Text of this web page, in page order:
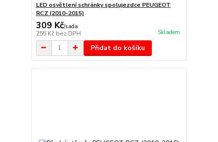
LED osvětlení schránky spolujezdce PEUGEOT
RCZ (2010-2015)
309 Kč/sada
255 Kč bez DPH Skladem
Přidat do košíku